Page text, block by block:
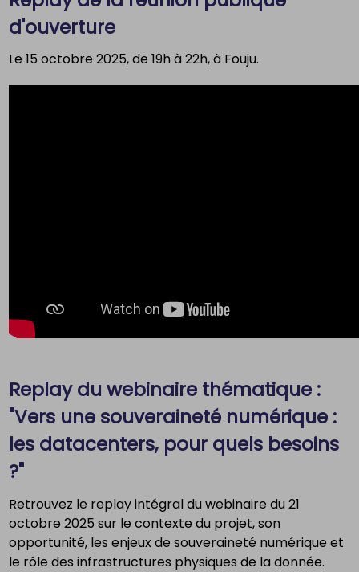
d'ouverture
Le 15 octobre 2025, de 19h à 22h, à Fouju.
Replay du webinaire thématique :
"Vers une souveraineté numérique :
les datacenters, pour quels besoins
?"
Retrouvez le replay intégral du webinaire du 21
octobre 2025 sur le contexte du projet, son
opportunité, les enjeux de souveraineté numérique et
le rôle des infrastructures physiques de la donnée.